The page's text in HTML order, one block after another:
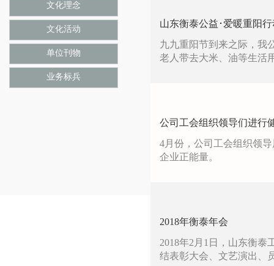
文化理念
文化活动
单位刊物
业务标兵
山东衡泰公益･爱暖重阳行
九九重阳节到来之际，我
老人带去大米、油等生活
公司工会组织领导们进行
4月份，公司工会组织领
企业正能量。
2018年衡泰年会
2018年2月1日，山东衡泰
结表彰大会、文艺演出、